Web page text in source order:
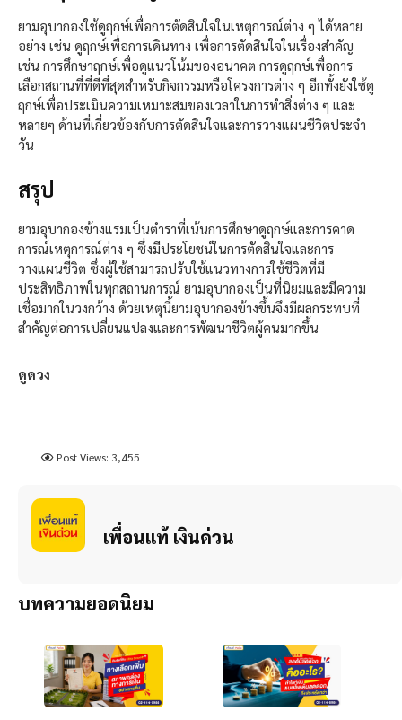
ยามอุบากองใช้ดูฤกษ์เพื่อการตัดสินใจในเหตุการณ์ต่าง ๆ ได้หลาย
อย่าง เช่น ดูฤกษ์เพื่อการเดินทาง เพื่อการตัดสินใจในเรื่องสำคัญ
เช่น การศึกษาฤกษ์เพื่อดูแนวโน้มของอนาคต การดูฤกษ์เพื่อการ
เลือกสถานที่ที่ดีที่สุดสำหรับกิจกรรมหรือโครงการต่าง ๆ อีกทั้งยังใช้ดู
ฤกษ์เพื่อประเมินความเหมาะสมของเวลาในการทำสิ่งต่าง ๆ และ
หลายๆ ด้านที่เกี่ยวข้องกับการตัดสินใจและการวางแผนชีวิตประจำ
วัน
สรุป
ยามอุบากองข้างแรมเป็นตำราที่เน้นการศึกษาดูฤกษ์และการคาด
การณ์เหตุการณ์ต่าง ๆ ซึ่งมีประโยชน์ในการตัดสินใจและการ
วางแผนชีวิต ซึ่งผู้ใช้สามารถปรับใช้แนวทางการใช้ชีวิตที่มี
ประสิทธิภาพในทุกสถานการณ์ ยามอุบากองเป็นที่นิยมและมีความ
เชื่อมากในวงกว้าง ด้วยเหตุนี้ยามอุบากองข้างขึ้นจึงมีผลกระทบที่
สำคัญต่อการเปลี่ยนแปลงและการพัฒนาชีวิตผู้คนมากขึ้น
ดูดวง
Post Views: 3,455
เพื่อนแท้ เงินด่วน
บทความยอดนิยม